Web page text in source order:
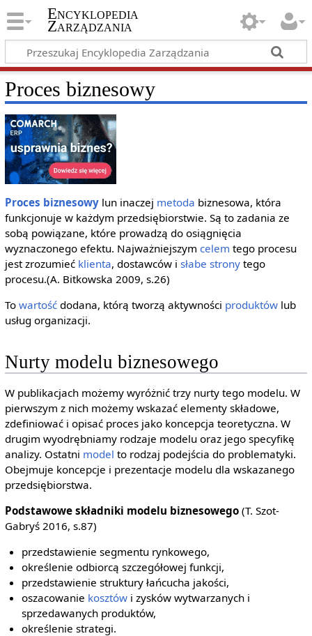
Encyklopedia
Zarządzania
Proces biznesowy
Proces biznesowylun inaczej metoda biznesowa, która
funkcjonuje w każdym przedsiębiorstwie. Są to zadania ze
sobą powiązane, które prowadzą do osiągnięcia
wyznaczonego efektu. Najważniejszym celem tego procesu
jest zrozumieć klienta, dostawców i słabe stronytego
procesu.(A. Bitkowska 2009, s.26)
To wartośćdodana, którą tworzą aktywności produktówlub
usług organizacji.
Nurty modelu biznesowego
W publikacjach możemy wyróżnić trzy nurty tego modelu. W
pierwszym z nich możemy wskazać elementy składowe,
zdefiniować i opisać proces jako koncepcja teoretyczna. W
drugim wyodrębniamy rodzaje modelu oraz jego specyfikę
analizy. Ostatni model to rodzaj podejścia do problematyki.
Obejmuje koncepcje i prezentacje modelu dla wskazanego
przedsiębiorstwa.
Podstawowe składniki modelu biznesowego(T. Szot-
Gabryś 2016, s.87)
przedstawienie segmentu rynkowego,
określenie odbiorcą szczegółowej funkcji,
przedstawienie struktury łańcucha jakości,
oszacowanie kosztów i zysków wytwarzanych i
sprzedawanych produktów,
określenie strategi.